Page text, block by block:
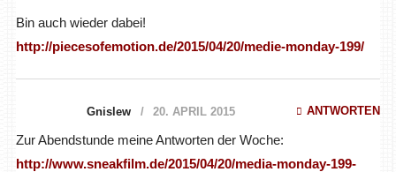
Bin auch wieder dabei!
http://piecesofemotion.de/2015/04/20/medie-monday-199/
Gnislew 20. APRIL 2015 ANTWORTEN
Zur Abendstunde meine Antworten der Woche:
http://www.sneakfilm.de/2015/04/20/media-monday-199-